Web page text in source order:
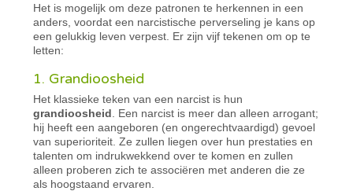
Het is mogelijk om deze patronen te herkennen in een
anders, voordat een narcistische perverseling je kans op
een gelukkig leven verpest. Er zijn vijf tekenen om op te
letten:
1. Grandioosheid
Het klassieke teken van een narcist is hun
grandioosheid . Een narcist is meer dan alleen arrogant;
hij heeft een aangeboren (en ongerechtvaardigd) gevoel
van superioriteit. Ze zullen liegen over hun prestaties en
talenten om indrukwekkend over te komen en zullen
alleen proberen zich te associëren met anderen die ze
als hoogstaand ervaren.